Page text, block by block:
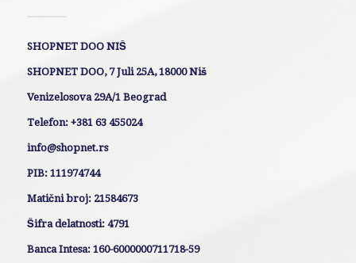
SHOPNET DOO NIŠ
SHOPNET DOO, 7 Juli 25A, 18000 Niš
Venizelosova 29A/1 Beograd
Telefon: +381 63 455024
info@shopnet.rs
PIB: 111974744
Matični broj: 21584673
Šifra delatnosti: 4791
Banca Intesa: 160-6000000711718-59